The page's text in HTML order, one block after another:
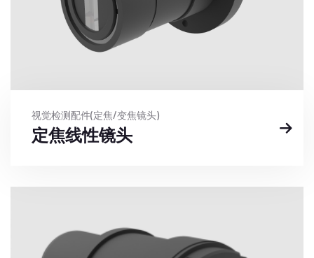
视觉检测配件(定焦/变焦镜头)
定焦线性镜头